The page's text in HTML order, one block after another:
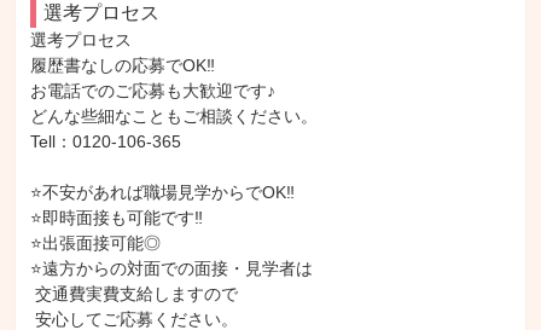
選考プロセス
選考プロセス
履歴書なしの応募でOK‼
お電話でのご応募も大歓迎です♪
どんな些細なこともご相談ください。
Tell：0120-106-365
⭐不安があれば職場見学からでOK‼
⭐即時面接も可能です‼
⭐出張面接可能◎
⭐遠方からの対面での面接・見学者は